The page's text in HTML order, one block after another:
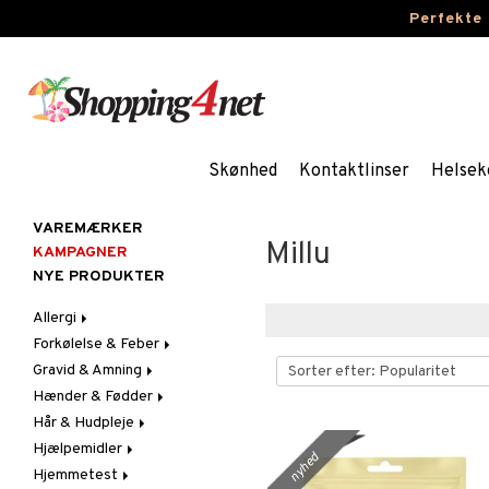
Perfekte
Skønhed Kontaktlinser
Millu
nyhed
VAREMÆRKER
KAMPAGNER
NYE PRODUKTER
Allergi
Næsespray
Øjendråber
Forkølelse & Feber
Feber
Febertermometre
Hoste
Næse
Løbende & Tilstoppet
Næse
Ondt i halsen & Hæshed
Gravid & Amning
Brystbeskyttelse &
Indlæg
Brystpumpe
Hudpleje
Hænder & Fødder
Fodpleje
Fodcreme
Fodsvamp
Håndpleje
Håndcreme
Hår & Hudpleje
Ansigt
Acne
Hår
Hjælpemidler
Bad & Toilet
Hjemmetest